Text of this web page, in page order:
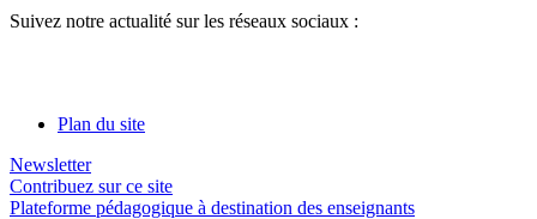
Suivez notre actualité sur les réseaux sociaux :
Plan du site
Newsletter
Contribuez sur ce site
Plateforme pédagogique à destination des enseignants